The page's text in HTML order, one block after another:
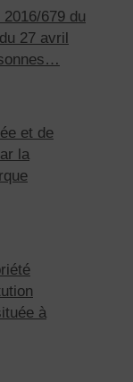
679 du
27 avril
et de
la
à